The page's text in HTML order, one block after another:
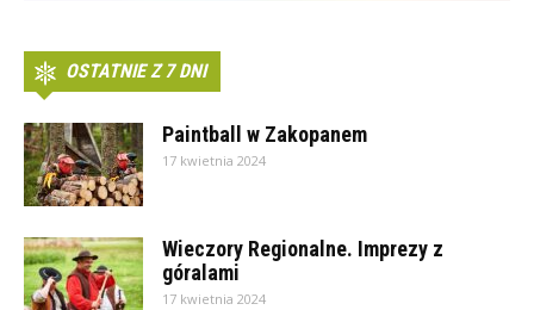
OSTATNIE Z 7 DNI
Paintball w Zakopanem
17 kwietnia 2024
Wieczory Regionalne. Imprezy z
góralami
17 kwietnia 2024